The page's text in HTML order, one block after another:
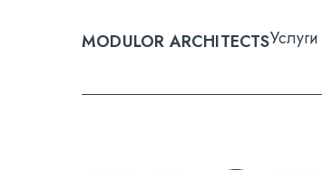
MODULOR ARCHITECTSУслуги